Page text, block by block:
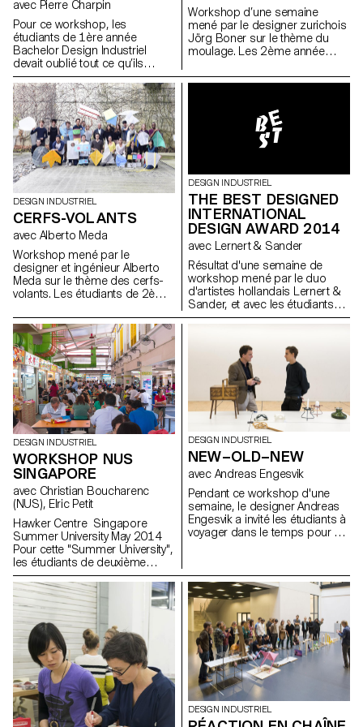
Marceau Avogadro. Photos
ECAL/Marceau Avogadro
avec Pierre Charpin
Pour ce workshop, les
étudiants de 1ère année
Bachelor Design Industriel
devait oublié tout ce qu’ils
connaissaient sur les chaises
et assises traditionnelles et ont
eu pour but d’expérimenter des
nouvelles façons de s’asseoir.
Le résultat est une diversité de
construction conçu pour
soutenir notre corps de
différentes manières. Photo
ECAL/Axel Crettenand
Workshop d’une semaine
mené par le designer zurichois
Jörg Boner sur le thème du
moulage. Les 2ème année
étudié et expérimenté cette
dans les ateliers de l’école.
L’intérêt des résultats réside
dans l’objet en étain, ainsi que
DESIGN INDUSTRIEL
CERFS-VOLANTS
avec Alberto Meda
Workshop mené par le
designer et ingénieur Alberto
Meda sur le thème des cerfs-
volants. Les étudiants de 2ème
Industriel ont travaillé non
seulement sur la forme et la
couleur, mais aussi sur les
questions physiques du
mouvement dans les airs.
DESIGN INDUSTRIEL
THE BEST DESIGNED
INTERNATIONAL
DESIGN AWARD 2014
avec Lernert & Sander
Résultat d'une semaine de
workshop mené par le duo
d'artistes hollandais Lernert &
Sander, et avec les étudiants
de 1ère année en Bachelor
Graphique.
DESIGN INDUSTRIEL
WORKSHOP NUS
SINGAPORE
avec Christian Boucharenc
(NUS), Elric Petit
Hawker Centre Singapore
Summer University May 2014
Pour cette "Summer University",
les étudiants de deuxième
année Bachelor en design
industriel ont collaboré avec les
étudiants de la National
University of Singapore lors du
workshop "Hawker Centres".
Les "Hawker Centres" sont
des restaurants traditionnels où
se réunissent les
Singapouriens de tout horizon.
Plus que des restaurants, ces
lieux sont de véritables points
de rencontre entre les cultures
DESIGN INDUSTRIEL
NEW–OLD–NEW
avec Andreas Engesvik
Pendant ce workshop d'une
semaine, le designer Andreas
Engesvik a invité les étudiants à
voyager dans le temps pour y
original en lui attribuant une
nouvelle expression, mais en
restant dans la même
catégorie.
DESIGN INDUSTRIEL